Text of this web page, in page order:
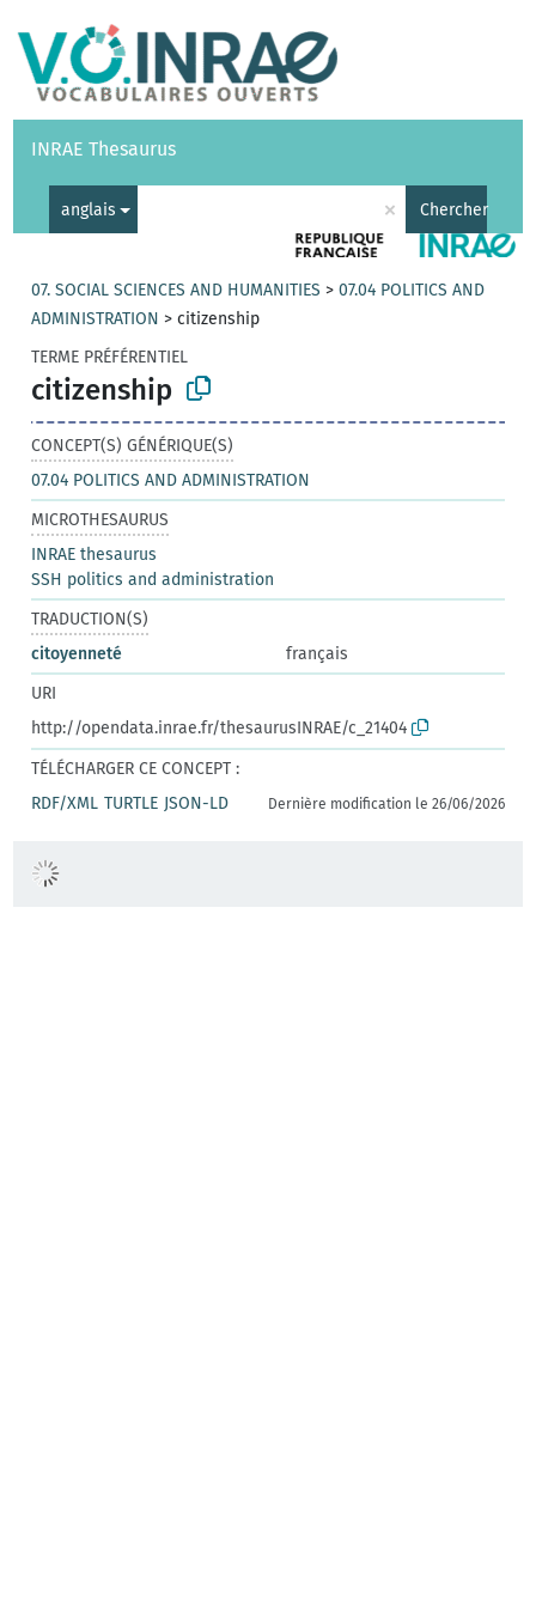
Vocabulaires API
INRAE Thesaurus
anglais × Chercher
07. SOCIAL SCIENCES AND HUMANITIES >07.04 POLITICS AND
ADMINISTRATION >citizenship
TERME PRÉFÉRENTIEL
citizenship
CONCEPT(S) GÉNÉRIQUE(S)
07.04 POLITICS AND ADMINISTRATION
MICROTHESAURUS
INRAE thesaurus
SSH politics and administration
TRADUCTION(S)
citoyenneté
français
URI
http://opendata.inrae.fr/thesaurusINRAE/c_21404
TÉLÉCHARGER CE CONCEPT :
RDF/XML TURTLE JSON-LD Dernière modification le 26/06/2026